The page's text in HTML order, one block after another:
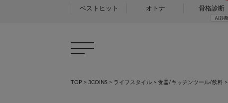
ベストヒット オトナ 骨格診断
TOP > 3COINS > ライフスタイル > 食器/キッチンツール/飲料 >